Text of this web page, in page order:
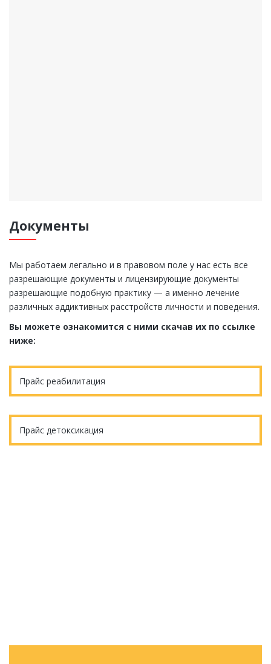
Документы
Мы работаем легально и в правовом поле у нас есть все
разрешающие документы и лицензирующие документы
разрешающие подобную практику — а именно лечение
различных аддиктивных расстройств личности и поведения.
Вы можете ознакомится с ними скачав их по ссылке
ниже:
Прайс реабилитация
Прайс детоксикация